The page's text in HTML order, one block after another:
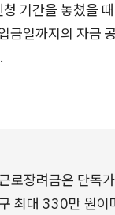
기간을 놓쳤을
금일까지의 자금
최대 330만 원이